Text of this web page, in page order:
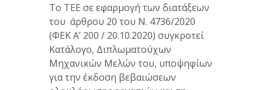
Το ΤΕΕ σε εφαρμογή των διατάξεων
του άρθρου 20 του Ν. 4736/2020
(ΦΕΚ Α’ 200 / 20.10.2020) συγκροτεί
Κατάλογο, Διπλωματούχων
Μηχανικών Μελών του, υποψηφίων
για την έκδοση βεβαιώσεων